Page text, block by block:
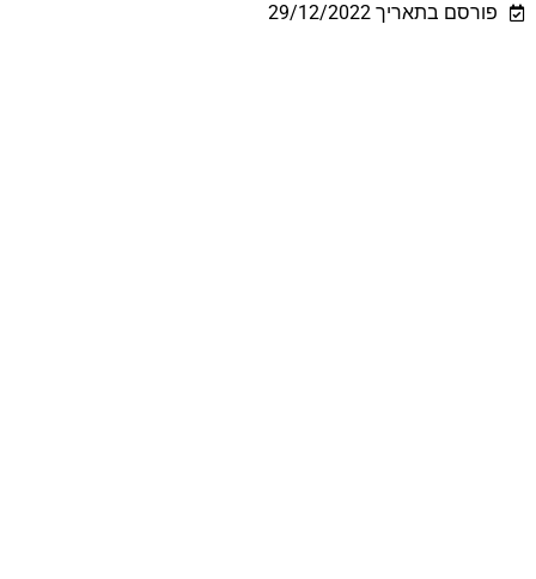
פורסם בתאריך 29/12/2022